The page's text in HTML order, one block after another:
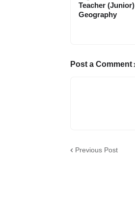
Teacher (Junior)
Geography
Post a Comment
Previous Post